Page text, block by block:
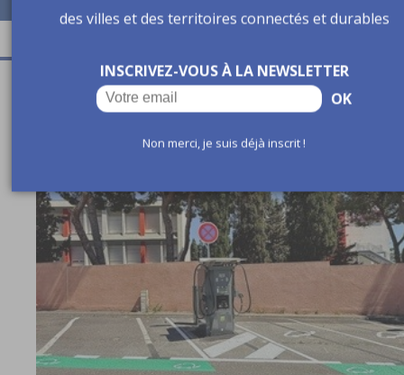
A lire aussi
des villes et des territoires connectés et durables
INSCRIVEZ-VOUS À LA NEWSLETTER
OK
Non merci, je suis déjà inscrit !